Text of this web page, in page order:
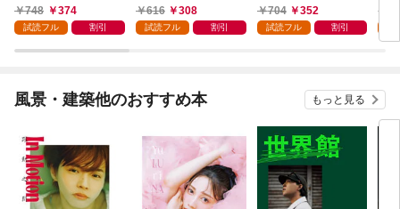
ど、ホワイトな職場で
す〜 1巻
748 374
試読フル 割引
616
308
試読フル 割引
704 352
試読フル 割引
風景・建築他のおすすめ本 もっと見る